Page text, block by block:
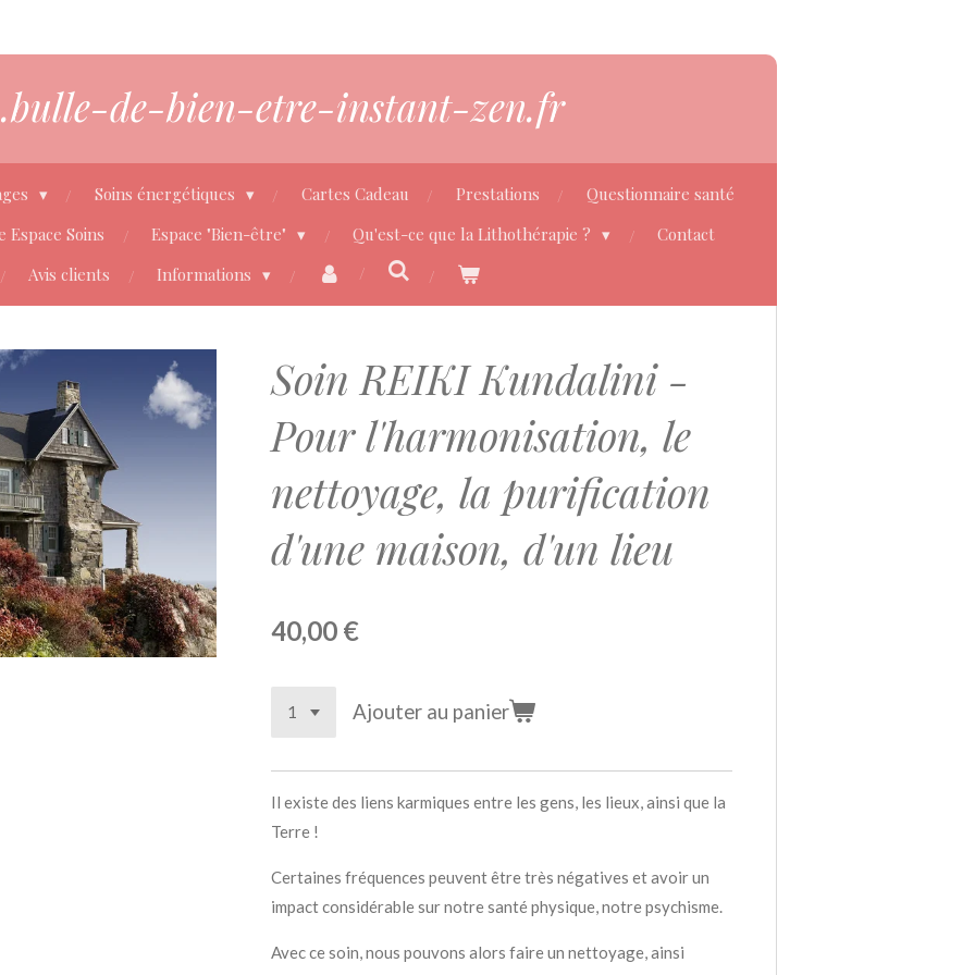
de-bien-etre-instant-zen.fr
Soins énergétiques Cartes Cadeau Prestations
Questionnaire santé
Espace Soins Espace "Bien-être" Qu'est-ce que la Lithothérapie ?
Contact
Avis clients
Informations
Soin REIKI Kundalini -
Pour l'harmonisation, le
nettoyage, la purification
d'une maison, d'un lieu
40,00 €
Ajouter au panier
Il existe des liens karmiques entre les gens, les lieux, ainsi que la
Terre !
Certaines fréquences peuvent être très négatives et avoir un
impact considérable sur notre santé physique, notre psychisme.
Avec ce soin, nous pouvons alors faire un nettoyage, ainsi